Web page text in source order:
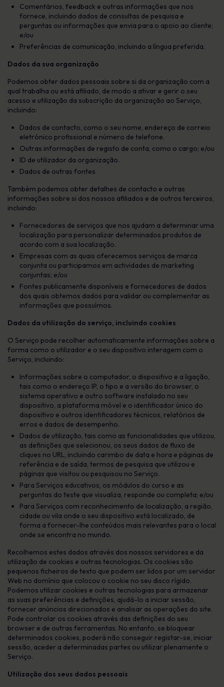
Comentários, feedback e outras informações que nos
fornece, incluindo dados de consultas de pesquisa e
perguntas ou informações que envia para o apoio ao cliente;
e/ou
Preferências de comunicação, incluindo a língua preferida.
Dados da sua organização
Podemos obter dados pessoais sobre si da organização com a
qual trabalha ou está afiliado, de modo a ativar e gerir o seu
acesso e utilização da subscrição da organização ao Serviço,
incluindo:
Dados de contacto, como o seu nome, endereço de correio
eletrónico profissional e número de telefone.
Outras informações de registo de conta, como o cargo; e/ou
ID de utilizador da organização.
Dados de outras fontes
Também podemos obter detalhes de contacto e outras
informações sobre si dos nossos afiliados e de outros terceiros,
incluindo:
Fornecedores de serviços que nos ajudam a determinar uma
localização para personalizar determinados produtos de
acordo com a sua localização.
Empresas com as quais oferecemos serviços de marca
conjunta ou participamos em actividades de marketing
conjuntas; e/ou
Fontes publicamente disponíveis e fornecedores de dados
dos quais obtemos dados para validar ou complementar as
informações que possuímos.
Dados da utilização do serviço, incluindo cookies
O Serviço pode recolher automaticamente informações sobre a
forma como o utilizador e o seu dispositivo interagem com o
Serviço, incluindo:
Informações sobre o computador, o dispositivo e a ligação,
tais como o endereço IP, o tipo e a versão do browser, o
sistema operativo e outro software instalado no seu
dispositivo, a plataforma móvel e o identificador único do
dispositivo e outros identificadores técnicos, relatórios de
erros e dados de desempenho.
Dados de utilização, tais como as funcionalidades que utilizou,
as definições que selecionou, os seus dados de fluxo de
cliques no URL, incluindo carimbo de data e hora e páginas de
referência e de saída, termos de pesquisa que utilizou e
páginas que visitou ou pesquisou no Serviço.
Para Serviços educativos, os módulos do curso e as
perguntas do teste que visualiza, responde ou completa; e/ou
Para Serviços com reconhecimento de localização, a região,
cidade ou vila onde o seu dispositivo está localizado, de
forma a fornecer-lhe conteúdos mais relevantes para o local
onde se encontra no mundo.
Recolhemos estes dados através dos nossos servidores e da
utilização de cookies e outras tecnologias. Os cookies são
pequenos ficheiros de texto que podem ser lidos por um servidor
Web no domínio que colocou o cookie no seu disco rígido.
Podemos utilizar cookies e outras tecnologias para armazenar
as suas preferências e definições, ajudá-lo a iniciar sessão,
fornecer anúncios direcionados e analisar as operações do site.
Pode controlar os cookies através das definições do seu
browser e de outras ferramentas. No entanto, se bloquear
determinados cookies, poderá não conseguir registar-se, iniciar
sessão, aceder a determinadas partes ou utilizar plenamente o
Serviço.
Utilização dos seus dados pessoais